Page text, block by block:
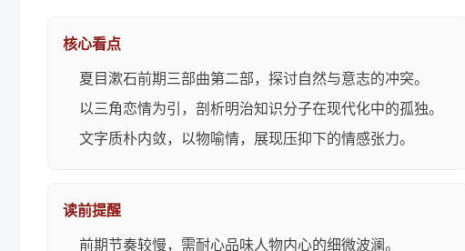
核心看点
夏目漱石前期三部曲第二部，探讨自然与意志的冲突。
以三角恋情为引，剖析明治知识分子在现代化中的孤独。
文字质朴内敛，以物喻情，展现压抑下的情感张力。
读前提醒
前期节奏较慢，需耐心品味人物内心的细微波澜。